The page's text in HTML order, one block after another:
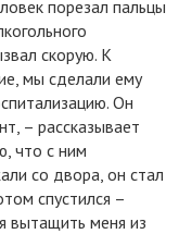
порезал пальцы
скорую. К
мы сделали ему
Он
– рассказывает
что с ним
со двора, он стал
спустился –
вытащить меня из